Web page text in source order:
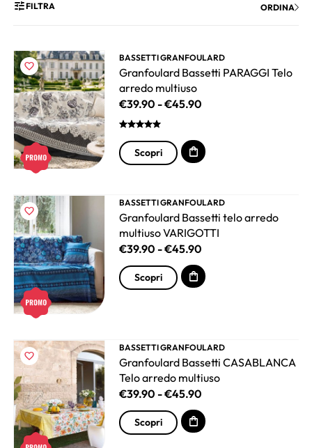
FILTRA ORDINA
BASSETTI GRANFOULARD
Granfoulard Bassetti PARAGGI Telo
arredo multiuso
€39.90 -€45.90
Scopri
BASSETTI GRANFOULARD
Granfoulard Bassetti telo arredo
multiuso VARIGOTTI
€39.90 -€45.90
Scopri
BASSETTI GRANFOULARD
Granfoulard Bassetti CASABLANCA
Telo arredo multiuso
€39.90 -€45.90
Scopri